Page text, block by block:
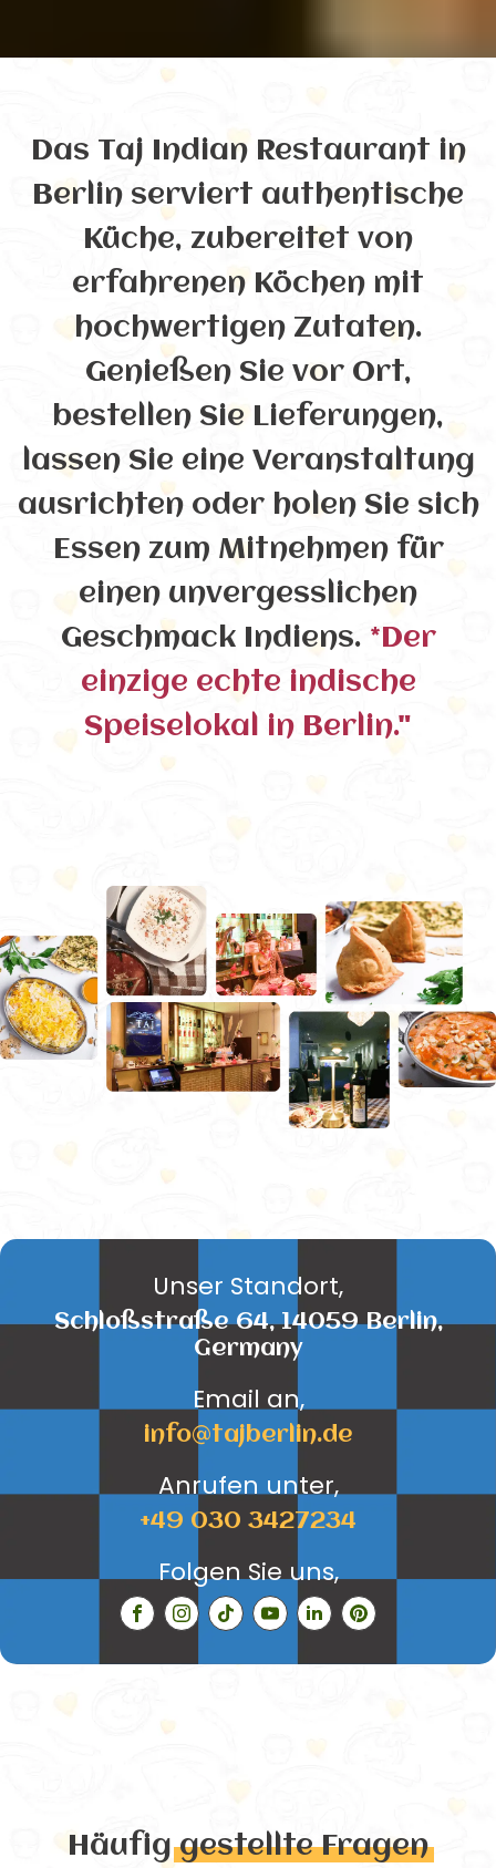
Das Taj Indian Restaurant in
Berlin serviert authentische
Küche, zubereitet von
erfahrenen Köchen mit
hochwertigen Zutaten.
Genießen Sie vor Ort,
bestellen Sie Lieferungen,
lassen Sie eine Veranstaltung
ausrichten oder holen Sie sich
Essen zum Mitnehmen für
einen unvergesslichen
Geschmack Indiens. *Der
einzige echte indische
Speiselokal in Berlin."
Unser Standort,
Schloßstraße 64, 14059 Berlin,
Germany
Email an,
info@tajberlin.de
Anrufen unter,
+49 030 3427234
Folgen Sie uns,
Häufiggestellte Fragen